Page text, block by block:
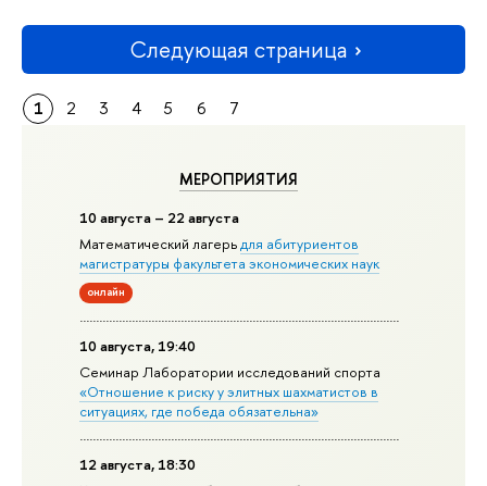
МЕРОПРИЯТИЯ
10 августа – 22 августа
Математический лагерьдля абитуриентов
магистратуры факультета экономических наук
онлайн
10 августа, 19:40
Семинар Лаборатории исследований спорта
«Отношение к риску у элитных шахматистов в
ситуациях, где победа обязательна»
12 августа, 18:30
Следующая страница
1 2 3 4 5 6 7